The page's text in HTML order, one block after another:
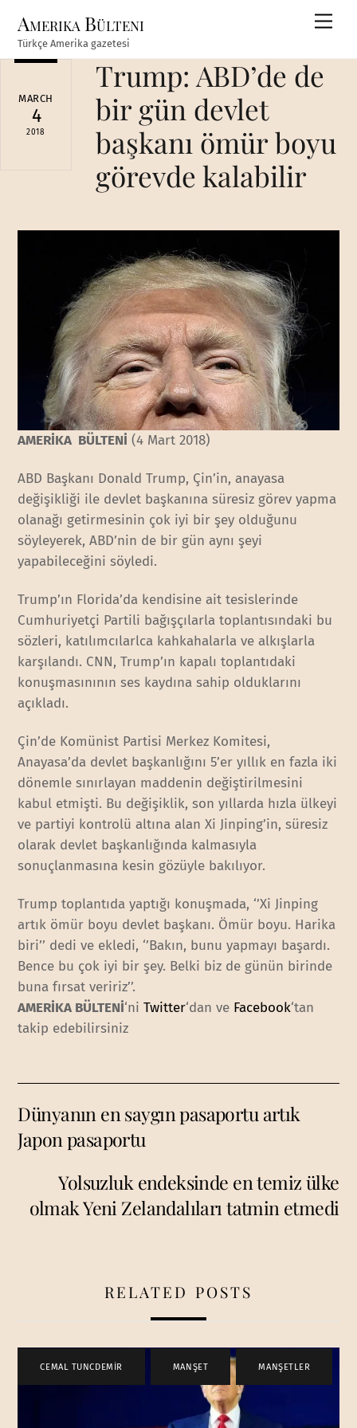
content
Amerika Bülteni
Türkçe Amerika gazetesi
MARCH
4
2018
Trump: ABD’de de
bir gün devlet
başkanı ömür boyu
görevde kalabilir
AMERİKA BÜLTENİ (4 Mart 2018)
ABD Başkanı Donald Trump, Çin’in, anayasa
değişikliği ile devlet başkanına süresiz görev yapma
olanağı getirmesinin çok iyi bir şey olduğunu
söyleyerek, ABD’nin de bir gün aynı şeyi
yapabileceğini söyledi.
Trump’ın Florida’da kendisine ait tesislerinde
Cumhuriyetçi Partili bağışçılarla toplantısındaki bu
sözleri, katılımcılarlca kahkahalarla ve alkışlarla
karşılandı. CNN, Trump’ın kapalı toplantıdaki
konuşmasınının ses kaydına sahip olduklarını
açıkladı.
Çin’de Komünist Partisi Merkez Komitesi,
Anayasa’da devlet başkanlığını 5’er yıllık en fazla iki
dönemle sınırlayan maddenin değiştirilmesini
kabul etmişti. Bu değişiklik, son yıllarda hızla ülkeyi
ve partiyi kontrolü altına alan Xi Jinping’in, süresiz
olarak devlet başkanlığında kalmasıyla
sonuçlanmasına kesin gözüyle bakılıyor.
Trump toplantıda yaptığı konuşmada, ‘’Xi Jinping
artık ömür boyu devlet başkanı. Ömür boyu. Harika
biri’’ dedi ve ekledi, ‘’Bakın, bunu yapmayı başardı.
Bence bu çok iyi bir şey. Belki biz de günün birinde
buna fırsat veririz’’.
AMERİKA BÜLTENİ‘niTwitter‘dan ve Facebook‘tan
takip edebilirsiniz
Dünyanın en saygın pasaportu artık
Japon pasaportu
Yolsuzluk endeksinde en temiz ülke
olmak Yeni Zelandalıları tatmin etmedi
RELATED POSTS
CEMAL TUNCDEMİR MANŞET , MANŞETLER